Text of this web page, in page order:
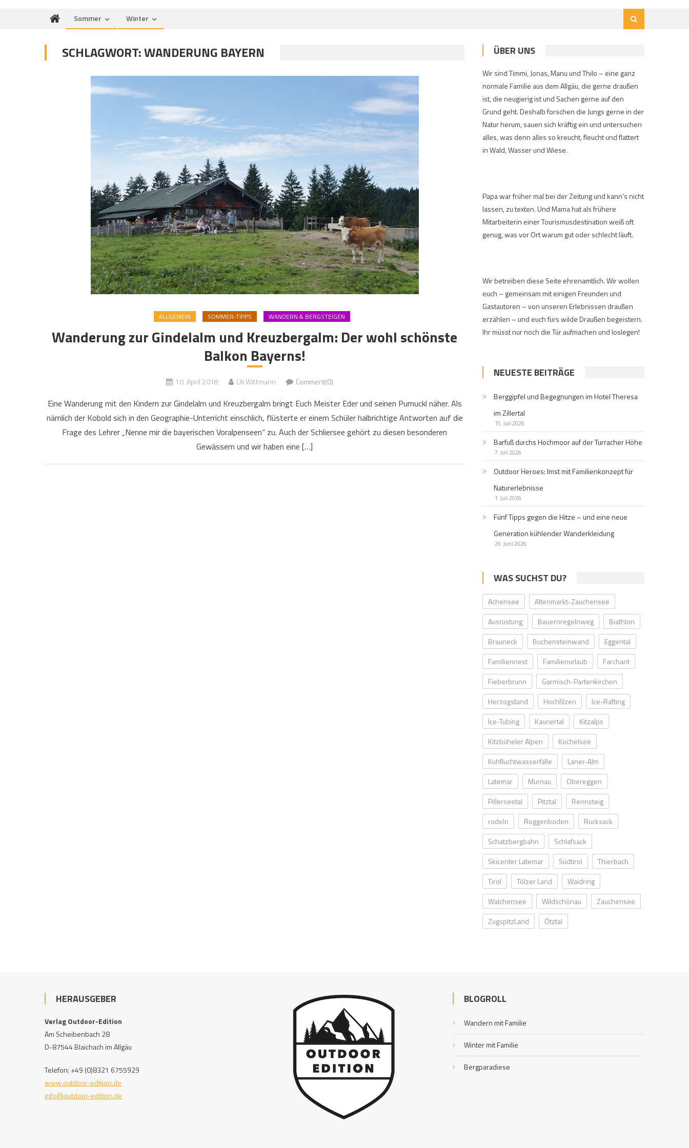
Sommer Winter
SCHLAGWORT:WANDERUNG BAYERN
ALLGEMEIN SOMMER-TIPPS WANDERN & BERGSTEIGEN
Wanderung zur Gindelalm und Kreuzbergalm: Der wohl schönste
Balkon Bayerns!
10. April 2018 Uli Wittmann Comment(0)
Eine Wanderung mit den Kindern zur Gindelalm und Kreuzbergalm bringt Euch Meister Eder und seinen Pumuckl näher. Als
nämlich der Kobold sich in den Geographie-Unterricht einschlich, flüsterte er einem Schüler halbrichtige Antworten auf die
Frage des Lehrer „Nenne mir die bayerischen Voralpenseen“ zu. Auch der Schliersee gehört zu diesen besonderen
Gewässern und wir haben eine […]
ÜBER UNS
Wir sind Timmi, Jonas, Manu und Thilo – eine ganz
normale Familie aus dem Allgäu, die gerne draußen
ist, die neugierig ist und Sachen gerne auf den
Grund geht. Deshalb forschen die Jungs gerne in der
Natur herum, sauen sich kräftig ein und untersuchen
alles, was denn alles so kreucht, fleucht und flattert
in Wald, Wasser und Wiese.
Papa war früher mal bei der Zeitung und kann’s nicht
lassen, zu texten. Und Mama hat als frühere
Mitarbeiterin einer Tourismusdestination weiß oft
genug, was vor Ort warum gut oder schlecht läuft.
Wir betreiben diese Seite ehrenamtlich. Wir wollen
euch – gemeinsam mit einigen Freunden und
Gastautoren – von unseren Erlebnissen draußen
erzählen – und euch fürs wilde Draußen begeistern.
Ihr müsst nur noch die Tür aufmachen und loslegen!
NEUESTE BEITRÄGE
Berggipfel und Begegnungen im Hotel Theresa
im Zillertal
15. Juli 2026
Barfuß durchs Hochmoor auf der Turracher Höhe
7. Juli 2026
Outdoor Heroes: Imst mit Familienkonzept für
Naturerlebnisse
1. Juli 2026
Fünf Tipps gegen die Hitze – und eine neue
Generation kühlender Wanderkleidung
29. Juni 2026
WAS SUCHST DU?
Achensee
Altenmarkt-Zauchensee
Ausrüstung
Bauernregelnweg
Biathlon
Brauneck
Buchensteinwand
Eggental
Familiennest
Familienurlaub
Farchant
Fieberbrunn
Garmisch-Partenkirchen
Herzogstand
Hochfilzen
Ice-Rafting
Ice-Tubing
Kaunertal
Kitzalps
Kitzbüheler Alpen
Kochelsee
Kuhfluchtwasserfälle
Laner-Alm
Latemar
Murnau
Obereggen
Pillerseetal
Pitztal
Rennsteig
rodeln
Roggenboden
Rucksack
Schatzbergbahn
Schlafsack
Skicenter Latemar
Südtirol
Thierbach
Tirol
Tölzer Land
Waidring
Walchensee
Wildschönau
Zauchensee
ZugspitzLand
Ötztal
HERAUSGEBER
Verlag Outdoor-Edition
Am Scheibenbach 28
D-87544 Blaichach im Allgäu
Telefon: +49 (0)8321 6755929
www.outdoor-edition.de
info@outdoor-edition.de
BLOGROLL
Wandern mit Familie
Winter mit Familie
Bergparadiese